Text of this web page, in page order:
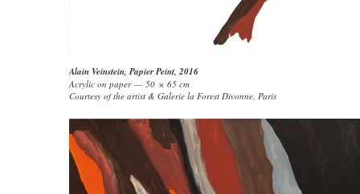
Alain Veinstein, Papier Peint, 2016
Acrylic on paper — 50 × 65 cm
Courtesy of the artist & Galerie la Forest Divonne, Paris